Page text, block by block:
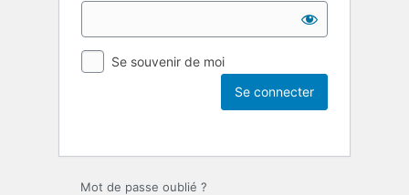
Se souvenir de moi
Mot de passe oublié ?